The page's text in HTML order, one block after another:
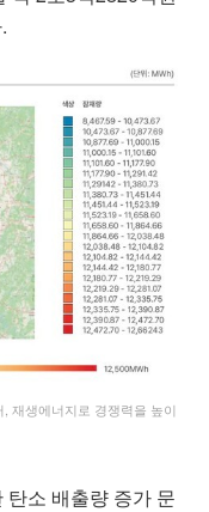
재생에너지로 경쟁력을 높이
탄소 배출량 증가 문